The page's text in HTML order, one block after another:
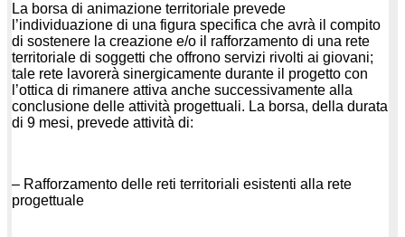
La borsa di animazione territoriale prevede
l’individuazione di una figura specifica che avrà il compito
di sostenere la creazione e/o il rafforzamento di una rete
territoriale di soggetti che offrono servizi rivolti ai giovani;
tale rete lavorerà sinergicamente durante il progetto con
l’ottica di rimanere attiva anche successivamente alla
conclusione delle attività progettuali. La borsa, della durata
di 9 mesi, prevede attività di:
– Rafforzamento delle reti territoriali esistenti alla rete
progettuale